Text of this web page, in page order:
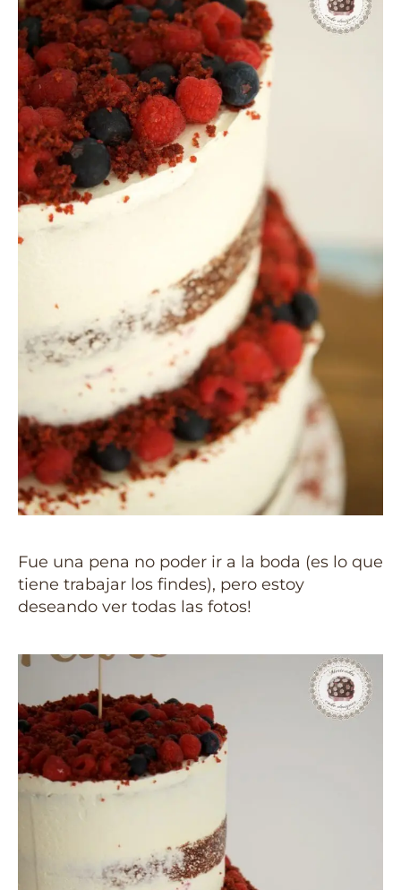
Fue una pena no poder ir a la boda (es lo que
tiene trabajar los findes), pero estoy
deseando ver todas las fotos!